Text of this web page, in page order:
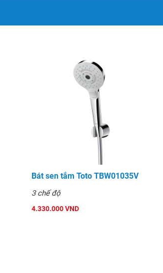
Bát sen tắm Toto TBW01035V
3 chế độ
4.330.000 VND